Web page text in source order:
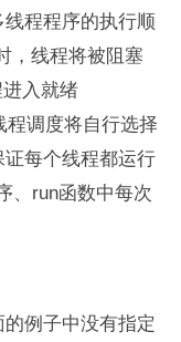
程程序的执行顺
，线程将被阻塞
进入就绪
程调度将自行选择
每个线程都运行
、run函数中每次
例子中没有指定